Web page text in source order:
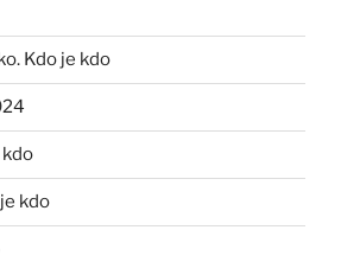
Kdo je kdo
kdo
kdo